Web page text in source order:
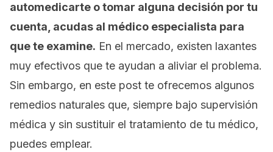
automedicarte o tomar alguna decisión por tu
cuenta, acudas al médico especialista para
que te examine. En el mercado, existen laxantes
muy efectivos que te ayudan a aliviar el problema.
Sin embargo, en este post te ofrecemos algunos
remedios naturales que, siempre bajo supervisión
médica y sin sustituir el tratamiento de tu médico,
puedes emplear.